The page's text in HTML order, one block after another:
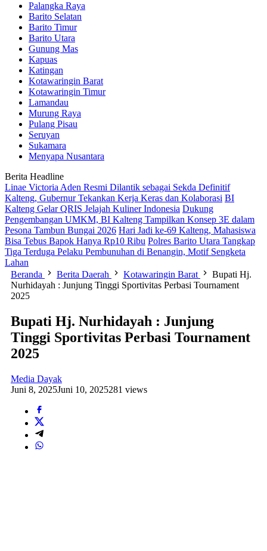
Palangka Raya
Barito Selatan
Barito Timur
Barito Utara
Gunung Mas
Kapuas
Katingan
Kotawaringin Barat
Kotawaringin Timur
Lamandau
Murung Raya
Pulang Pisau
Seruyan
Sukamara
Menyapa Nusantara
Berita Headline
Linae Victoria Aden Resmi Dilantik sebagai Sekda Definitif
Kalteng, Gubernur Tekankan Kerja Keras dan Kolaborasi BI
Kalteng Gelar QRIS Jelajah Kuliner Indonesia Dukung
Pengembangan UMKM, BI Kalteng Tampilkan Konsep 3E dalam
Pesona Tambun Bungai 2026 Hari Jadi ke-69 Kalteng, Mahasiswa
Bisa Tebus Bapok Hanya Rp10 Ribu Polres Barito Utara Tangkap
Tiga Terduga Pelaku Pembunuhan di Benangin, Motif Sengketa
Lahan
Beranda
Berita Daerah Kotawaringin Barat
Bupati Hj.
Nurhidayah : Junjung Tinggi Sportivitas Perbasi Tournament
2025
Bupati Hj. Nurhidayah : Junjung
Tinggi Sportivitas Perbasi Tournament
2025
Media Dayak
Juni 8, 2025Juni 10, 2025281 views